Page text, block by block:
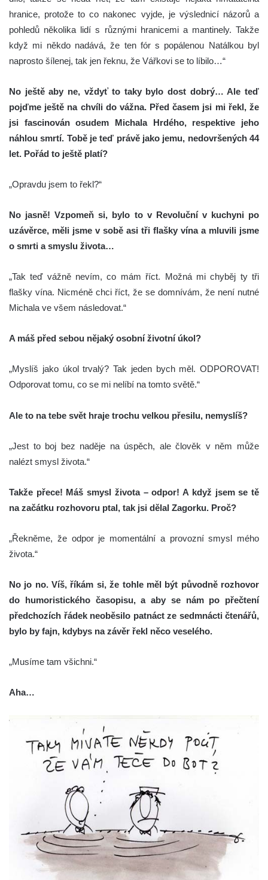
hranice, protože to co nakonec vyjde, je výslednicí názorů a
pohledů několika lidí s různými hranicemi a mantinely. Takže
když mi někdo nadává, že ten fór s popálenou Natálkou byl
naprosto šílenej, tak jen řeknu, že Vářkovi se to líbilo…“
No ještě aby ne, vždyť to taky bylo dost dobrý… Ale teď
pojďme ještě na chvíli do vážna. Před časem jsi mi řekl, že
jsi fascinován osudem Michala Hrdého, respektive jeho
náhlou smrtí. Tobě je teď právě jako jemu, nedovršených 44
let. Pořád to ještě platí?
„Opravdu jsem to řekl?“
No jasně! Vzpomeň si, bylo to v Revoluční v kuchyni po
uzávěrce, měli jsme v sobě asi tři flašky vína a mluvili jsme
o smrti a smyslu života…
„Tak teď vážně nevím, co mám říct. Možná mi chyběj ty tři
flašky vína. Nicméně chci říct, že se domnívám, že není nutné
Michala ve všem následovat.“
A máš před sebou nějaký osobní životní úkol?
„Myslíš jako úkol trvalý? Tak jeden bych měl. ODPOROVAT!
Odporovat tomu, co se mi nelíbí na tomto světě.“
Ale to na tebe svět hraje trochu velkou přesilu, nemyslíš?
„Jest to boj bez naděje na úspěch, ale člověk v něm může
nalézt smysl života.“
Takže přece! Máš smysl života – odpor! A když jsem se tě
na začátku rozhovoru ptal, tak jsi dělal Zagorku. Proč?
„Řekněme, že odpor je momentální a provozní smysl mého
života.“
No jo no. Víš, říkám si, že tohle měl být původně rozhovor
do humoristického časopisu, a aby se nám po přečtení
předchozích řádek neoběsilo patnáct ze sedmnácti čtenářů,
bylo by fajn, kdybys na závěr řekl něco veselého.
„Musíme tam všichni.“
Aha…